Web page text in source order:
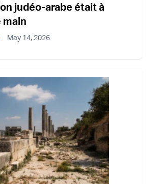
judéo-arabe était à
main
May 14, 2026